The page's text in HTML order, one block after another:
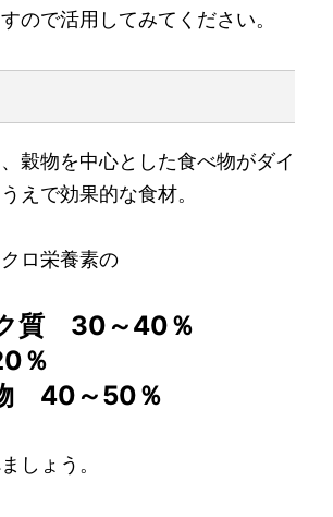
ので活用してみてください。
穀物を中心とした食べ物がダイ
えで効果的な食材。
ロ栄養素の
質 30～40％
％
40～50％
しょう。